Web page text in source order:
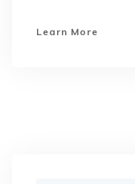
Learn More